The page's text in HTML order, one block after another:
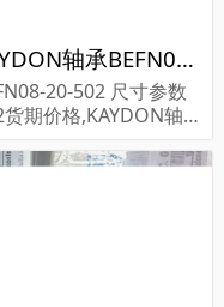
BEFN08-20-502轴承参数,KAYDON轴承BEFN08-20-502重量
20-502 尺寸参数
期价格,KAYDON轴